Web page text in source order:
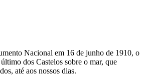
Nacional em 16 de junho de 1910, o
dos Castelos sobre o mar, que
até aos nossos dias.